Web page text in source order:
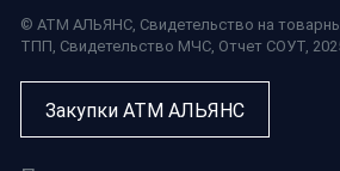
© АТМ АЛЬЯНС, Свидетельство на
ТПП, Свидетельство МЧС, Отчет СОУТ,
Закупки АТМ АЛЬЯНС